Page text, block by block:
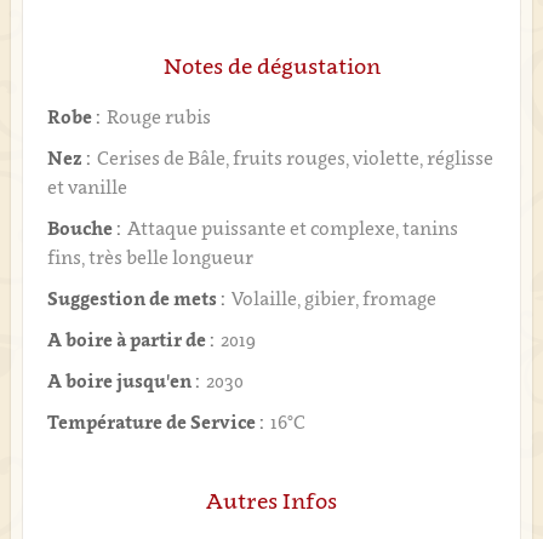
Notes de dégustation
Robe : Rouge rubis
Nez : Cerises de Bâle, fruits rouges, violette, réglisse
et vanille
Bouche : Attaque puissante et complexe, tanins
fins, très belle longueur
Suggestion de mets : Volaille, gibier, fromage
A boire à partir de : 2019
A boire jusqu'en : 2030
Température de Service : 16°C
Autres Infos